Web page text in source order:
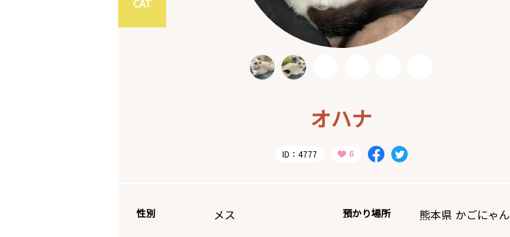
CAT
オハナ
ID：4777
性別 メス 預かり場所 熊本県 かごにゃん